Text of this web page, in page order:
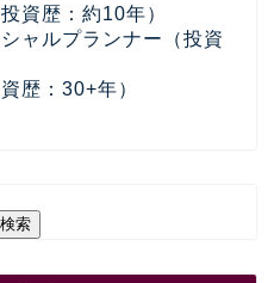
資歴：約10年）
ャルプランナー（投資
歴：30+年）
検索